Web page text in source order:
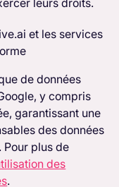
et les services
de données
y compris
garantissant une
des données
Pour plus de
des
.